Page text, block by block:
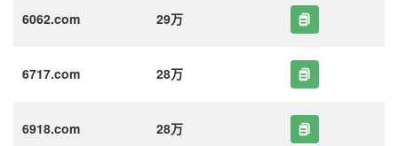
6062.com 29万
6717.com 28万
6918.com 28万